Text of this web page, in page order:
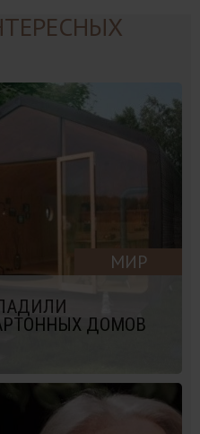
МИР
ДОМОВ